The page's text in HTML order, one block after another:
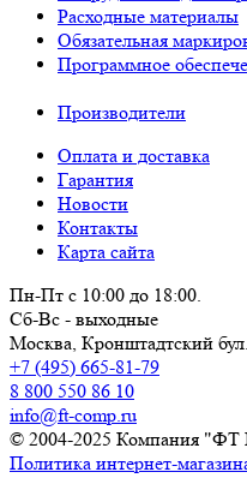
Расходные материалы
Обязательная
Программное
Производители
Оплата и доставка
Гарантия
Новости
Контакты
Карта сайта
Пн-Пт с 10:00 до 18:00.
Сб-Вс - выходные
Москва, Кронштадтский
+7 (495) 665-81-79
8 800 550 86 10
info@ft-comp.ru
© 2004-2025 Компания
Политика интернет-